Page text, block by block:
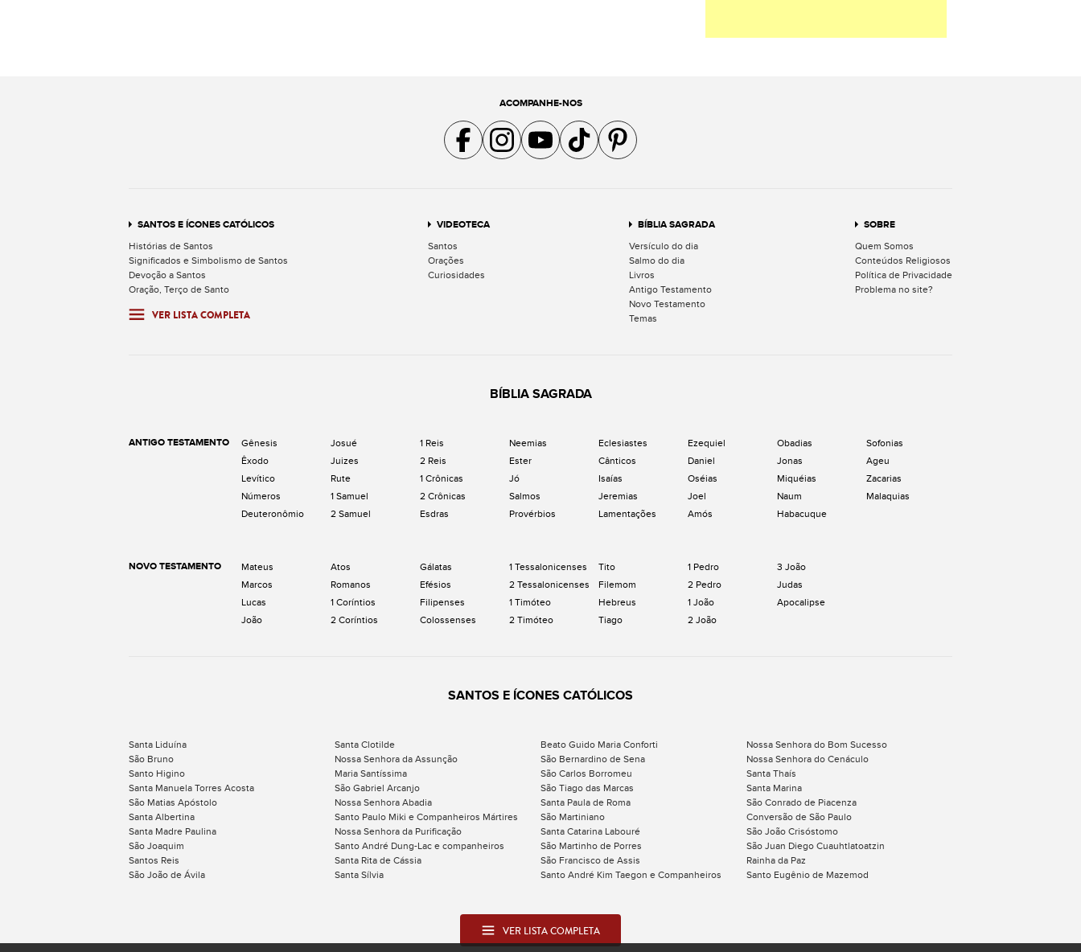
ACOMPANHE-NOS
Acompanhe a gente no Facebook
Acompanhe a gente no Instagram
Acompanhe a gente no YouTube
Acompanhe a gente no TikTok
Acompanhe a gente no Pinterest
SANTOS E ÍCONES CATÓLICOS
Histórias de Santos
Significados e Simbolismo de Santos
Devoção a Santos
Oração, Terço de Santo
VER LISTA COMPLETA
VIDEOTECA
Santos
Orações
Curiosidades
BÍBLIA SAGRADA
Versículo do dia
Salmo do dia
Livros
Antigo Testamento
Novo Testamento
Temas
SOBRE
Quem Somos
Conteúdos Religiosos
Política de Privacidade
Problema no site?
BÍBLIA SAGRADA
ANTIGO TESTAMENTO
Gênesis
Êxodo
Levítico
Números
Deuteronômio
Josué
Juizes
Rute
1 Samuel
2 Samuel
1 Reis
2 Reis
1 Crônicas
2 Crônicas
Esdras
Neemias
Ester
Jó
Salmos
Provérbios
Eclesiastes
Cânticos
Isaías
Jeremias
Lamentações
Ezequiel
Daniel
Oséias
Joel
Amós
Obadias
Jonas
Miquéias
Naum
Habacuque
Sofonias
Ageu
Zacarias
Malaquias
NOVO TESTAMENTO
Mateus
Marcos
Lucas
João
Atos
Romanos
1 Coríntios
2 Coríntios
Gálatas
Efésios
Filipenses
Colossenses
1 Tessalonicenses
2 Tessalonicenses
1 Timóteo
2 Timóteo
Tito
Filemom
Hebreus
Tiago
1 Pedro
2 Pedro
1 João
2 João
3 João
Judas
Apocalipse
SANTOS E ÍCONES CATÓLICOS
Santa Liduína Santa Clotilde Beato Guido Maria Conforti
Nossa Senhora do Bom Sucesso
São Bruno
Nossa Senhora da Assunção São Bernardino de Sena
Nossa Senhora do Cenáculo
Santo Higino
Maria Santíssima São Carlos Borromeu
Santa Thaís
Santa Manuela Torres Acosta
São Gabriel Arcanjo São Tiago das Marcas
Santa Marina
São Matias Apóstolo
Nossa Senhora Abadia Santa Paula de Roma
São Conrado de Piacenza
Santa Albertina
Santo Paulo Miki e Companheiros Mártires São Martiniano
Conversão de São Paulo
Santa Madre Paulina
Nossa Senhora da Purificação Santa Catarina Labouré
São João Crisóstomo
São Joaquim
Santo André Dung-Lac e companheiros São Martinho de Porres
São Juan Diego Cuauhtlatoatzin
Santos Reis
Santa Rita de Cássia São Francisco de Assis
Rainha da Paz
São João de Ávila
Santa Sílvia Santo André Kim Taegon e Companheiros Santo Eugênio de Mazemod
VER LISTA COMPLETA